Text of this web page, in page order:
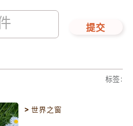
提交
标签:
>世界之窗